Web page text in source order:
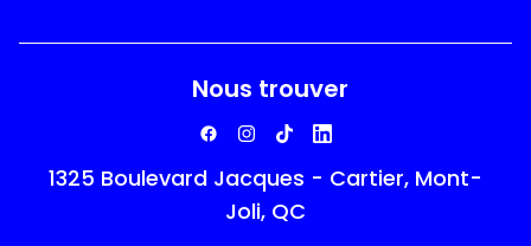
Nous trouver
1325 Boulevard Jacques - Cartier, Mont-
Joli, QC